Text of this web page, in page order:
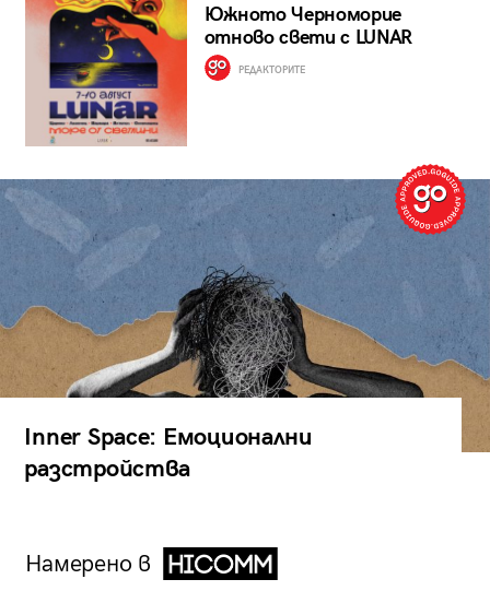
Южното Черноморие
отново свети с LUNAR
РЕДАКТОРИТЕ
Inner Space: Емоционални
разстройства
Намерено в